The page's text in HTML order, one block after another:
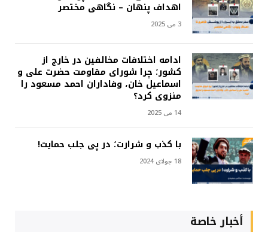
اهداف پنهان – نگاهی مختصر
3 می 2025
ادامه اختلافات مخالفین در خارج از
کشور؛ چرا شورای مقاومت حضرت علی و
اسماعیل خان، وفاداران احمد مسعود را
منزوی کرد؟
14 می 2025
با کذب و شرارت؛ در پی جلب حمایت!
18 جولای 2024
أخبار خاصة